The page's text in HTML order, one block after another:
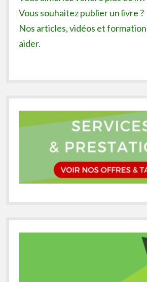
Vous souhaitez publier un livre ?
Nos articles, vidéos et
aider.